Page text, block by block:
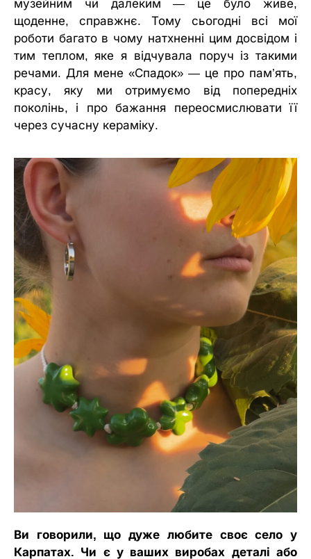
музейним чи далеким — це було живе,
щоденне, справжнє. Тому сьогодні всі мої
роботи багато в чому натхненні цим досвідом і
тим теплом, яке я відчувала поруч із такими
речами. Для мене «Спадок» — це про пам’ять,
красу, яку ми отримуємо від попередніх
поколінь, і про бажання переосмислювати її
через сучасну кераміку.
Ви говорили, що дуже любите своє село у
Карпатах. Чи є у ваших виробах деталі або